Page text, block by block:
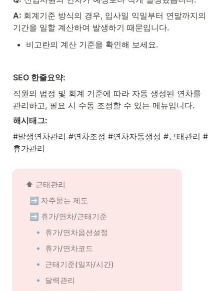
A: 회계기준 방식의 경우, 입사일 익일부터 연말까지의
기간을 일할 계산하여 발생하기 때문입니다.
비고란의 계산 기준을 확인해 보세요.
SEO 한줄요약:
직원의 법정 및 회계 기준에 따라 자동 생성된 연차를
관리하고, 필요 시 수동 조정할 수 있는 메뉴입니다.
해시태그:
#발생연차관리 #연차조정 #연차자동생성 #근태관리 #
휴가관리
⬆️ 근태관리
➡️ 자주묻는 제도
➡️ 휴가/연차/근태기준
🔹 휴가/연차옵션설정
🔹 휴가/연차코드
🔹 근태기준(일자/시간)
🔹 달력관리